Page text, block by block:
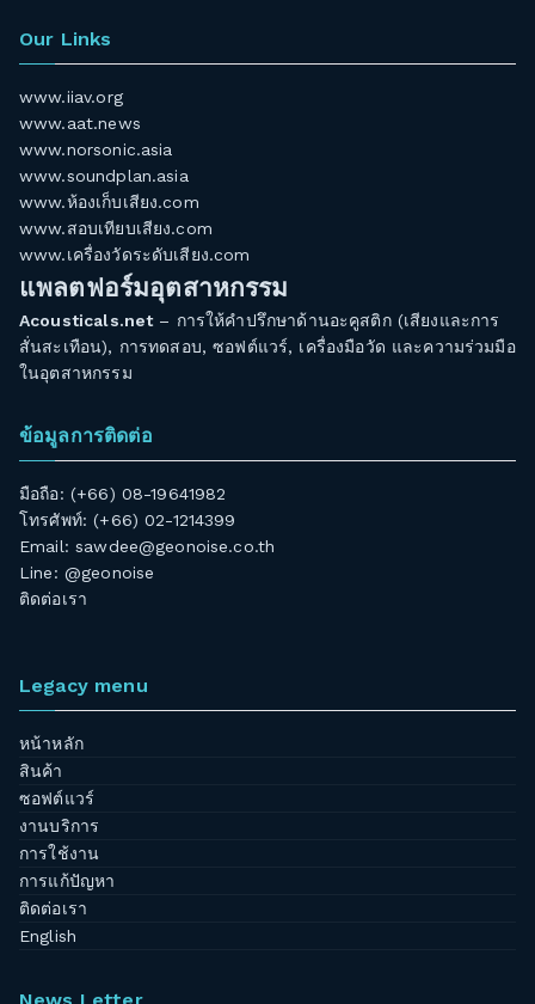
Our Links
www.iiav.org
www.aat.news
www.norsonic.asia
www.soundplan.asia
www.ห้องเก็บเสียง.com
www.สอบเทียบเสียง.com
www.เครื่องวัดระดับเสียง.com
แพลตฟอร์มอุตสาหกรรม
Acousticals.net– การให้คำปรึกษาด้านอะคูสติก (เสียงและการ
สั่นสะเทือน), การทดสอบ, ซอฟต์แวร์, เครื่องมือวัด และความร่วมมือ
ในอุตสาหกรรม
ข้อมูลการติดต่อ
มือถือ: (+66) 08-19641982
โทรศัพท์: (+66) 02-1214399
Email:sawdee@geonoise.co.th
Line: @geonoise
ติดต่อเรา
Legacy menu
หน้าหลัก
สินค้า
ซอฟต์แวร์
งานบริการ
การใช้งาน
การแก้ปัญหา
ติดต่อเรา
English